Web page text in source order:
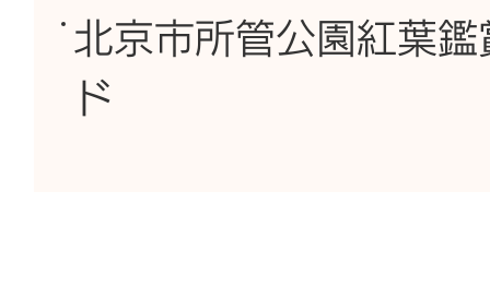
北京市所管公園紅葉
ド